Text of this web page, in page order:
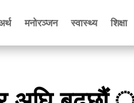
मनोरञ्जन स्वास्थ्य शिक्षा